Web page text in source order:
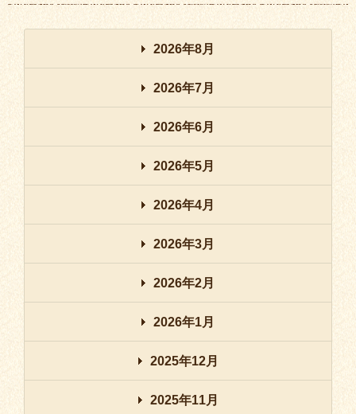
2026年8月
2026年7月
2026年6月
2026年5月
2026年4月
2026年3月
2026年2月
2026年1月
2025年12月
2025年11月